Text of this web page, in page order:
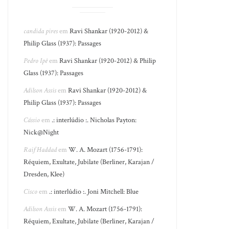
candida piresemRavi Shankar (1920-2012) &
Philip Glass (1937): Passages
Pedro IpêemRavi Shankar (1920-2012) & Philip
Glass (1937): Passages
Adilson AssisemRavi Shankar (1920-2012) &
Philip Glass (1937): Passages
Cássioem .: interlúdio :. Nicholas Payton:
Nick@Night
Raif HaddademW. A. Mozart (1756-1791):
Réquiem, Exultate, Jubilate (Berliner, Karajan /
Dresden, Klee)
Ciscoem .: interlúdio :. Joni Mitchell: Blue
Adilson AssisemW. A. Mozart (1756-1791):
Réquiem, Exultate, Jubilate (Berliner, Karajan /